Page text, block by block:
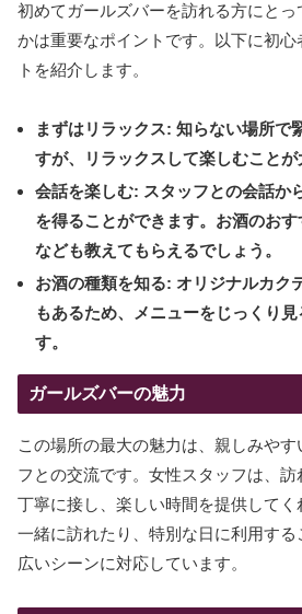
初めてガールズバーを訪れる方にと
かは重要なポイントです。以下に初
トを紹介します。
まずはリラックス: 知らない場所で
すが、リラックスして楽しむことが
会話を楽しむ: スタッフとの会話か
を得ることができます。お酒のお
なども教えてもらえるでしょう。
お酒の種類を知る: オリジナルカク
もあるため、メニューをじっくり
す。
ガールズバーの魅力
この場所の最大の魅力は、親しみや
フとの交流です。女性スタッフは、
丁寧に接し、楽しい時間を提供してく
一緒に訪れたり、特別な日に利用す
広いシーンに対応しています。